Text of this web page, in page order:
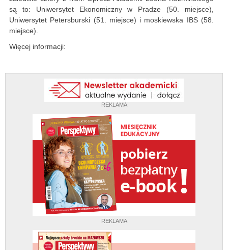
REKLAMA
REKLAMA
są to: Uniwersytet Ekonomiczny w Pradze (50. miejsce),
Uniwersytet Petersburski (51. miejsce) i moskiewska IBS (58.
miejsce).
Więcej informacji: